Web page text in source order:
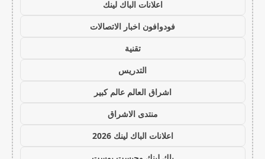
اعلانات الباك لينك
فودوافون اخبار الاتصالات
تقنية
التدريس
اشراق العالم عالم كبير
منتدى الاشراق
اعلانات الباك لينك 2026